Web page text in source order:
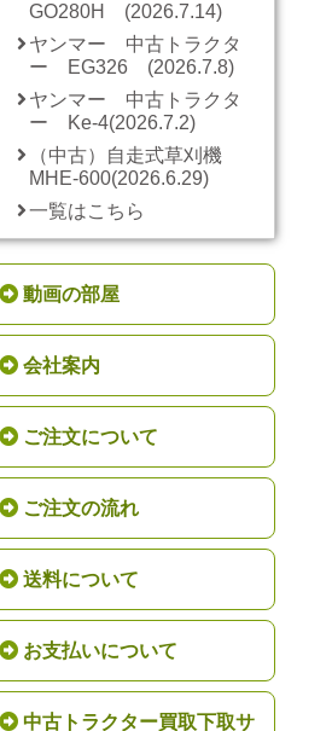
GO280H (2026.7.14)
ヤンマー 中古トラクタ
ー EG326 (2026.7.8)
ヤンマー 中古トラクタ
ー Ke-4(2026.7.2)
（中古）自走式草刈機
MHE-600(2026.6.29)
一覧はこちら
動画の部屋
会社案内
ご注文について
ご注文の流れ
送料について
お支払いについて
中古トラクター買取下取サ